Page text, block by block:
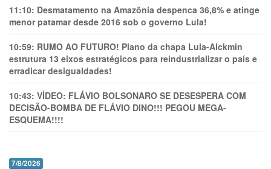
11:10: Desmatamento na Amazônia despenca 36,8% e atinge
menor patamar desde 2016 sob o governo Lula!
10:59: RUMO AO FUTURO! Plano da chapa Lula-Alckmin
estrutura 13 eixos estratégicos para reindustrializar o país e
erradicar desigualdades!
10:43: VÍDEO: FLÁVIO BOLSONARO SE DESESPERA COM
DECISÃO-BOMBA DE FLÁVIO DINO!!! PEGOU MEGA-
ESQUEMA!!!!
7/8/2026